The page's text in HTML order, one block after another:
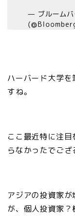
— ブルームバ
ハーバード大学
すね。
ここ最近特に注
らなかったでござ
アジアの投資家
が、個人投資家